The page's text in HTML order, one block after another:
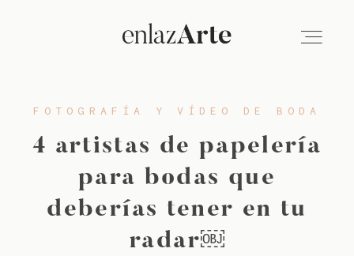
VÍDEO
FOTOGRAFÍA
FOTOGRAFÍA Y VÍDEO DE BODA
4 artistas de papelería
para bodas que
deberías tener en tu
radar￼